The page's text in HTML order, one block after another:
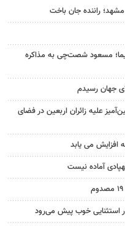
مشهد؛ راننده جان باخت
مسعود شصت‌چی به مذاکره
جهان رسیدم
علیه زائران اربعین در فضای
آماده نیست
استثنایی خوب پیش می‌رود